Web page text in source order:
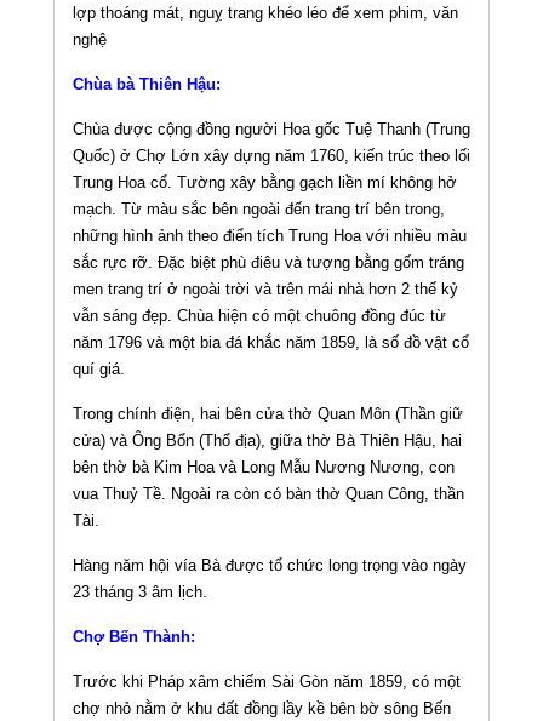
lợp thoáng mát, nguỵ trang khéo léo để xem phim, văn
nghệ
Chùa bà Thiên Hậu:
Chùa được cộng đồng người Hoa gốc Tuệ Thanh (Trung
Quốc) ở Chợ Lớn xây dựng năm 1760, kiến trúc theo lối
Trung Hoa cổ. Tường xây bằng gạch liền mí không hở
mạch. Từ màu sắc bên ngoài đến trang trí bên trong,
những hình ảnh theo điển tích Trung Hoa với nhiều màu
sắc rực rỡ. Đặc biệt phù điêu và tượng bằng gốm tráng
men trang trí ở ngoài trời và trên mái nhà hơn 2 thế kỷ
vẫn sáng đẹp. Chùa hiện có một chuông đồng đúc từ
năm 1796 và một bia đá khắc năm 1859, là số đồ vật cổ
quí giá.
Trong chính điện, hai bên cửa thờ Quan Môn (Thần giữ
cửa) và Ông Bổn (Thổ địa), giữa thờ Bà Thiên Hậu, hai
bên thờ bà Kim Hoa và Long Mẫu Nương Nương, con
vua Thuỷ Tề. Ngoài ra còn có bàn thờ Quan Công, thần
Tài.
Hàng năm hội vía Bà được tổ chức long trọng vào ngày
23 tháng 3 âm lịch.
Chợ Bến Thành:
Trước khi Pháp xâm chiếm Sài Gòn năm 1859, có một
chợ nhỏ nằm ở khu đất đồng lầy kề bên bờ sông Bến